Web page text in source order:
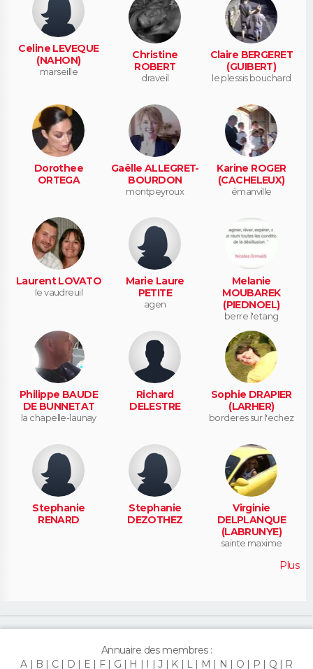
Celine LEVEQUE
(NAHON)
marseille
Christine
ROBERT
draveil
Claire BERGERET
(GUIBERT)
le plessis bouchard
Dorothee
ORTEGA
Gaëlle ALLEGRET-
BOURDON
montpeyroux
Karine ROGER
(CACHELEUX)
émanville
Laurent LOVATO
le vaudreuil
Marie Laure
PETITE
agen
Melanie
MOUBAREK
(PIEDNOEL)
berre l'etang
Philippe BAUDE
DE BUNNETAT
la chapelle-launay
Richard
DELESTRE
Sophie DRAPIER
(LARHER)
borderes sur l'echez
Stephanie
RENARD
Stephanie
DEZOTHEZ
Virginie
DELPLANQUE
(LABRUNYE)
sainte maxime
Plus
Annuaire des membres :
A
B C D E F G H I J K L M N O P Q R